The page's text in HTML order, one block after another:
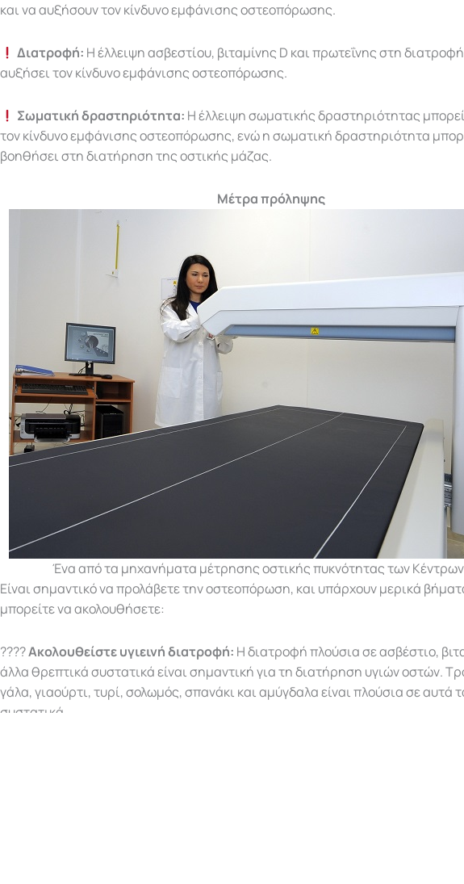
και να αυξήσουν τον κίνδυνο εμφάνισης οστεοπόρωσης.
Διατροφή: Η έλλειψη ασβεστίου, βιταμίνης D και πρωτεΐνης στη
αυξήσει τον κίνδυνο εμφάνισης οστεοπόρωσης.
Σωματική δραστηριότητα: Η έλλειψη σωματικής δραστηριότητας
τον κίνδυνο εμφάνισης οστεοπόρωσης, ενώ η σωματική δραστηριότητα
βοηθήσει στη διατήρηση της οστικής μάζας.
Μέτρα πρόληψης
Ένα από τα μηχανήματα μέτρησης οστικής πυκνότητας των
Είναι σημαντικό να προλάβετε την οστεοπόρωση, και υπάρχουν μερικά
μπορείτε να ακολουθήσετε:
????Ακολουθείστε υγιεινή διατροφή: Η διατροφή πλούσια σε ασβέστιο,
άλλα θρεπτικά συστατικά είναι σημαντική για τη διατήρηση υγιών οστών.
γάλα, γιαούρτι, τυρί, σολωμός, σπανάκι και αμύγδαλα είναι πλούσια σε αυτά
συστατικά.